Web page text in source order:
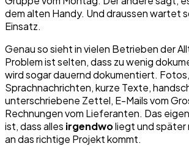
dem alten Handy. Und draussen wartet
Einsatz.
Genau so sieht in vielen Betrieben der
Problem ist selten, dass zu wenig
wird sogar dauernd dokumentiert. Fotos,
Sprachnachrichten, kurze Texte,
unterschriebene Zettel, E-Mails vom
Rechnungen vom Lieferanten. Das
ist, dass alles irgendwoliegt und später
an das richtige Projekt kommt.